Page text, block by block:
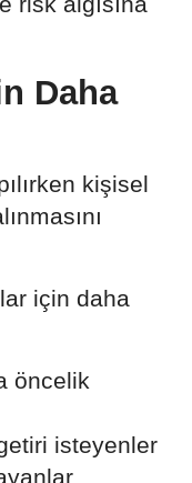
Daha
kişisel
için daha
öncelik
isteyenler